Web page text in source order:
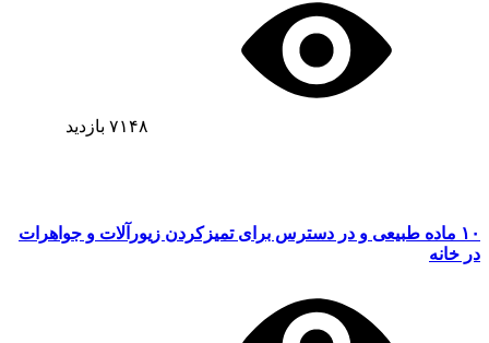
۷۱۴۸ بازدید
۱۰ ماده طبیعی و در دسترس برای تمیزکردن زیورآلات و جواهرات
در خانه